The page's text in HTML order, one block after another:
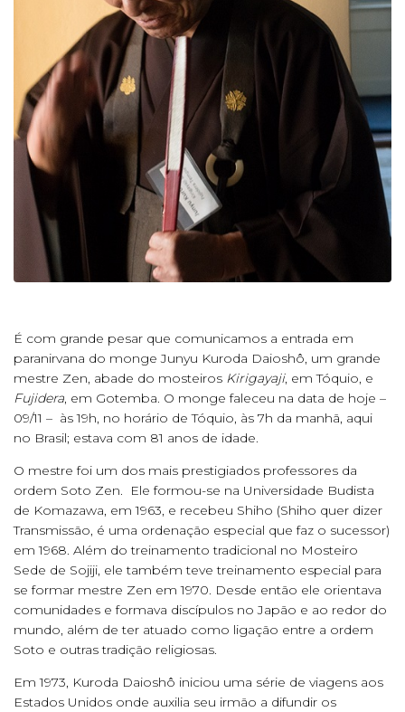
É com grande pesar que comunicamos a entrada em
paranirvana do monge Junyu Kuroda Daioshô, um grande
mestre Zen, abade do mosteiros Kirigayaji, em Tóquio, e
Fujidera, em Gotemba. O monge faleceu na data de hoje –
09/11 – às 19h, no horário de Tóquio, às 7h da manhã, aqui
no Brasil; estava com 81 anos de idade.
O mestre foi um dos mais prestigiados professores da
ordem Soto Zen. Ele formou-se na Universidade Budista
de Komazawa, em 1963, e recebeu Shiho (Shiho quer dizer
Transmissão, é uma ordenação especial que faz o sucessor)
em 1968. Além do treinamento tradicional no Mosteiro
Sede de Sojiji, ele também teve treinamento especial para
se formar mestre Zen em 1970. Desde então ele orientava
comunidades e formava discípulos no Japão e ao redor do
mundo, além de ter atuado como ligação entre a ordem
Soto e outras tradição religiosas.
Em 1973, Kuroda Daioshô iniciou uma série de viagens aos
Estados Unidos onde auxilia seu irmão a difundir os